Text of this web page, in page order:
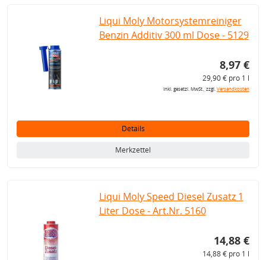
Liqui Moly Motorsystemreiniger
Benzin Additiv 300 ml Dose - 5129
8,97 €
29,90 € pro 1 l
inkl. gesetzl. MwSt., zzgl.Versandkosten
Details
Merkzettel
Liqui Moly Speed Diesel Zusatz 1
Liter Dose - Art.Nr. 5160
14,88 €
14,88 € pro 1 l